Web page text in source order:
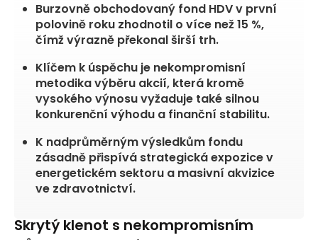
Burzovně obchodovaný fond HDV v první
polovině roku zhodnotil o více než 15 %,
čímž výrazně překonal širší trh.
Klíčem k úspěchu je nekompromisní
metodika výběru akcií, která kromě
vysokého výnosu vyžaduje také silnou
konkurenční výhodu a finanční stabilitu.
K nadprůměrným výsledkům fondu
zásadně přispívá strategická expozice v
energetickém sektoru a masivní akvizice
ve zdravotnictví.
Skrytý klenot s nekompromisním